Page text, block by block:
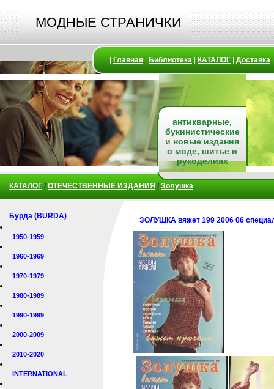
МОДНЫЕ СТРАНИЧКИ
Главная Библиотека КАТАЛОГ Доставка
антикварные,
букинистические
и новые издания
о моде, шитье и
рукоделиях
КАТАЛОГ /ОТЕЧЕСТВЕННЫЕ ИЗДАНИЯ /Золушка
Бурда (BURDA)
1950-1959
1960-1969
1970-1979
1980-1989
1990-1999
2000-2009
2010-2020
INTERNATIONAL
ЗОЛУШКА вяжет 199 2006 06